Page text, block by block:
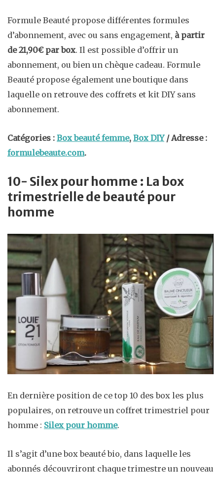
Formule Beauté propose différentes formules
d’abonnement, avec ou sans engagement, à partir
de 21,90€ par box. Il est possible d’offrir un
abonnement, ou bien un chèque cadeau. Formule
Beauté propose également une boutique dans
laquelle on retrouve des coffrets et kit DIY sans
abonnement.
Catégories : Box beauté femme, Box DIY/ Adresse :
formulebeaute.com.
10- Silex pour homme : La box
trimestrielle de beauté pour
homme
En dernière position de ce top 10 des box les plus
populaires, on retrouve un coffret trimestriel pour
homme : Silex pour homme.
Il s’agit d’une box beauté bio, dans laquelle les
abonnés découvriront chaque trimestre un nouveau